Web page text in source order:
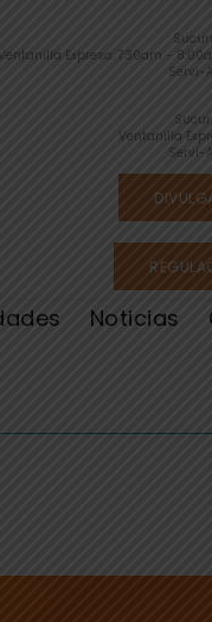
Expreso: 7:30am -
Servi-
Ventanilla
Servi-
Noticias